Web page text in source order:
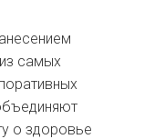
самых
о здоровье